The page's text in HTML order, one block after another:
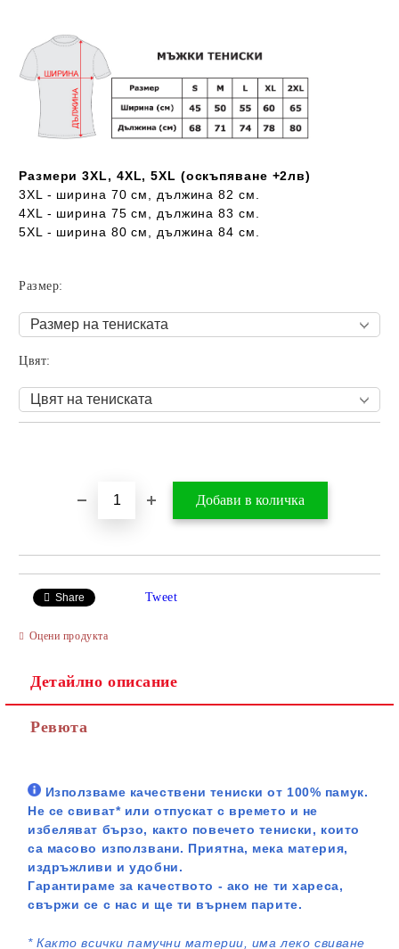
Размери 3XL, 4XL, 5XL (оскъпяване +2лв)
3XL - ширина 70 см, дължина 82 см.
4XL - ширина 75 см, дължина 83 см.
5XL - ширина 80 см, дължина 84 см.
Размер:
Цвят:
Share Tweet
Оцени продукта
Детайлно описание
Ревюта
Използваме качествени тениски от 100% памук.
Не се свиват* или отпускат с времето и не
избеляват бързо, както повечето тениски, които
са масово използвани. Приятна, мека материя,
издръжливи и удобни.
Гарантираме за качеството - ако не ти хареса,
свържи се с нас и ще ти върнем парите.
*Както всички памучни материи, има леко свиване